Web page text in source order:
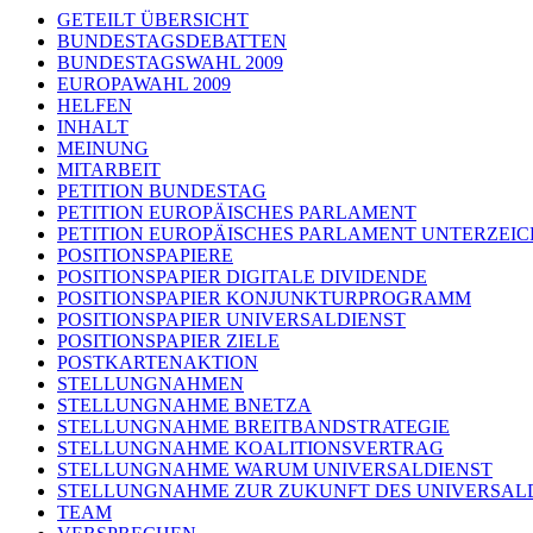
GETEILT ÜBERSICHT
BUNDESTAGSDEBATTEN
BUNDESTAGSWAHL 2009
EUROPAWAHL 2009
HELFEN
INHALT
MEINUNG
MITARBEIT
PETITION BUNDESTAG
PETITION EUROPÄISCHES PARLAMENT
PETITION EUROPÄISCHES PARLAMENT
POSITIONSPAPIERE
POSITIONSPAPIER DIGITALE DIVIDENDE
POSITIONSPAPIER KONJUNKTURPROGRAMM
POSITIONSPAPIER UNIVERSALDIENST
POSITIONSPAPIER ZIELE
POSTKARTENAKTION
STELLUNGNAHMEN
STELLUNGNAHME BNETZA
STELLUNGNAHME BREITBANDSTRATEGIE
STELLUNGNAHME KOALITIONSVERTRAG
STELLUNGNAHME WARUM UNIVERSALDIENST
STELLUNGNAHME ZUR ZUKUNFT DES
TEAM